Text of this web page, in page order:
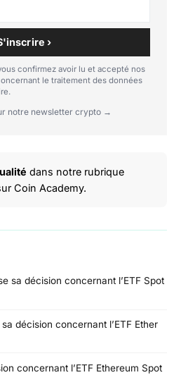
›
confirmez avoir lu et accepté nos
le traitement des données
notre newsletter crypto →
dans notre rubrique
Coin Academy.
sa décision concernant l’ETF Spot
décision concernant l’ETF Ether
concernant l’ETF Ethereum Spot